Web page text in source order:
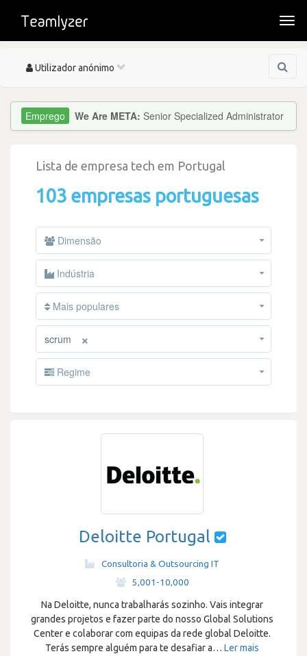
Toggle
Utilizador anónimo
We Are META: Senior Specialized Administrator
Lista de empresa tech em Portugal
103 empresas portuguesas
Dimensão
Indústria
Mais populares
×
scrum
Regime
Deloitte Portugal
Consultoria & Outsourcing IT
5,001-10,000
Na Deloitte, nunca trabalharás sozinho. Vais integrar
grandes projetos e fazer parte do nosso Global Solutions
Center e colaborar com equipas da rede global Deloitte.
Terás sempre alguém para te desafiar a… Ler mais